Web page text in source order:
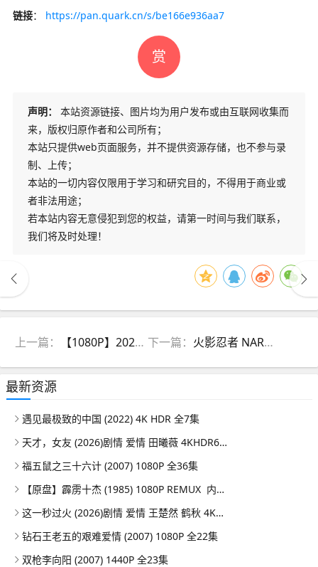
链接： https://pan.quark.cn/s/be166e936aa7
赏
声明：
本站资源链接、图片均为用户发布或由互联网收集而
来，版权归原作者和公司所有；
本站只提供web页面服务，并不提供资源存储，也不参与录
制、上传；
本站的一切内容仅限用于学习和研究目的，不得用于商业或
者非法用途；
若本站内容无意侵犯到您的权益，请第一时间与我们联系，
我们将及时处理！
上一篇： 【1080P】2023年MTV音乐奖颁奖典礼 下一篇： 火影忍者 NARUTO -ナルト- (2002)
最新资源
遇见最极致的中国 (2022) 4K HDR 全7集
天才，女友 (2026)剧情 爱情 田曦薇 4KHDR60FPS 更新08集
福五鼠之三十六计 (2007) 1080P 全36集
【原盘】霹雳十杰 (1985) 1080P REMUX 内嵌/外挂简中字幕
这一秒过火 (2026)剧情 爱情 王楚然 鹤秋 4KHDR60FPS 更新26集
钻石王老五的艰难爱情 (2007) 1080P 全22集
双枪李向阳 (2007) 1440P 全23集